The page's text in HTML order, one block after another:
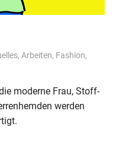
, Arbeiten, Fashion,
moderne Frau, Stoff-
werden